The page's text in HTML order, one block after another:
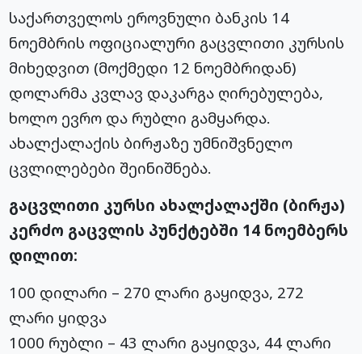
საქართველოს ეროვნული ბანკის 14
ნოემბრის ოფიციალური გაცვლითი კურსის
მიხედვით (მოქმედი 12 ნოემბრიდან)
დოლარმა კვლავ დაკარგა ღირებულება,
ხოლო ევრო და რუბლი გამყარდა.
ახალქალაქის ბირჟაზე უმნიშვნელო
ცვლილებები შეინიშნება.
გაცვლითი კურსი ახალქალაქში (ბირჟა)
კერძო გაცვლის პუნქტებში 14 ნოემბერს
დილით:
100 დილარი – 270 ლარი გაყიდვა, 272
ლარი ყიდვა
1000 რუბლი – 43 ლარი გაყიდვა, 44 ლარი